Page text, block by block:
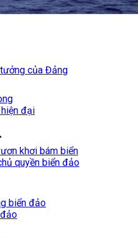
của Đảng
hiện đại
khơi bám biển
quyền biển đảo
biển đảo